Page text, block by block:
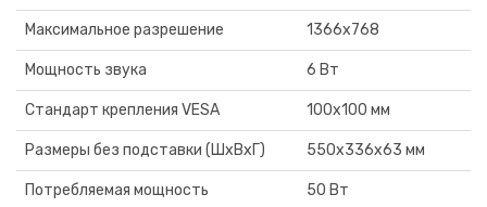
Максимальное разрешение 1366х768
Мощность звука 6 Вт
Стандарт крепления VESA 100х100 мм
Размеры без подставки (ШxВxГ) 550x336х63 мм
Потребляемая мощность 50 Вт